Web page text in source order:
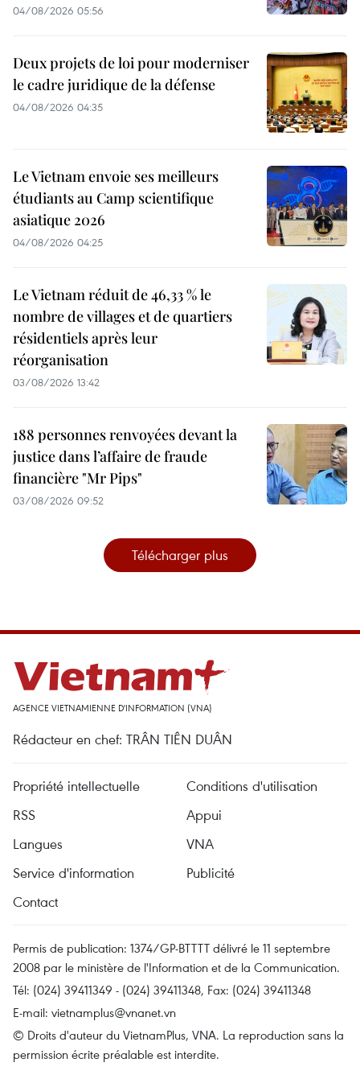
04/08/2026 05:56
Deux projets de loi pour moderniser
le cadre juridique de la défense
04/08/2026 04:35
Le Vietnam envoie ses meilleurs
étudiants au Camp scientifique
asiatique 2026
04/08/2026 04:25
Le Vietnam réduit de 46,33 % le
nombre de villages et de quartiers
résidentiels après leur
réorganisation
03/08/2026 13:42
188 personnes renvoyées devant la
justice dans l’affaire de fraude
financière "Mr Pips"
03/08/2026 09:52
Télécharger plus
AGENCE VIETNAMIENNE D'INFORMATION (VNA)
Rédacteur en chef: TRÂN TIÊN DUÂN
Propriété intellectuelle
Conditions d'utilisation
RSS
Appui
Langues
VNA
Service d'information
Publicité
Contact
Permis de publication: 1374/GP-BTTTT délivré le 11 septembre
2008 par le ministère de l'Information et de la Communication.
Tél: (024) 39411349 - (024) 39411348, Fax: (024) 39411348
E-mail: vietnamplus@vnanet.vn
© Droits d'auteur du VietnamPlus, VNA. La reproduction sans la
permission écrite préalable est interdite.